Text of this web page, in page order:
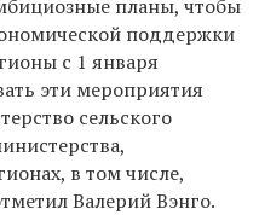
планы, чтобы
поддержки
с 1 января
эти мероприятия
сельского
в том числе,
Валерий Вэнго.